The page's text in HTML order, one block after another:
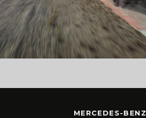
MERCEDES-BENZ